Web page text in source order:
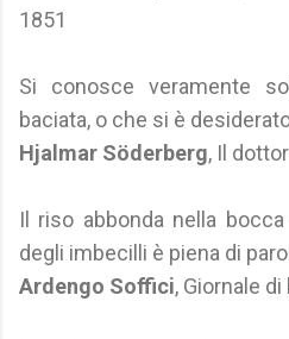
1851
Si conosce veramente
baciata, o che si è
Hjalmar Söderberg, Il
Il riso abbonda nella
degli imbecilli è piena di
Ardengo Soffici, Giornale